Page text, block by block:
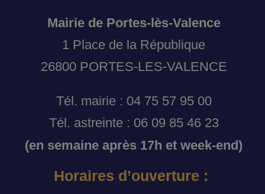
Mairie de Portes-lès-Valence
1 Place de la République
26800 PORTES-LES-VALENCE
Tél. mairie : 04 75 57 95 00
Tél. astreinte : 06 09 85 46 23
(en semaine après 17h et week-end)
Horaires d’ouverture :